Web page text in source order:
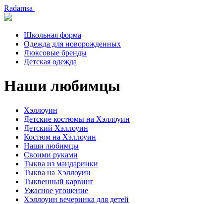
Radamsa
Школьная форма
Одежда для новорожденных
Люксовые бренды
Детская одежда
Наши любимцы
Хэллоуин
Детские костюмы на Хэллоуин
Детский Хэллоуин
Костюм на Хэллоуин
Наши любимцы
Своими руками
Тыква из мандаринки
Тыква на Хэллоуин
Тыквенный карвинг
Ужасное угощение
Хэллоуин вечеринка для детей